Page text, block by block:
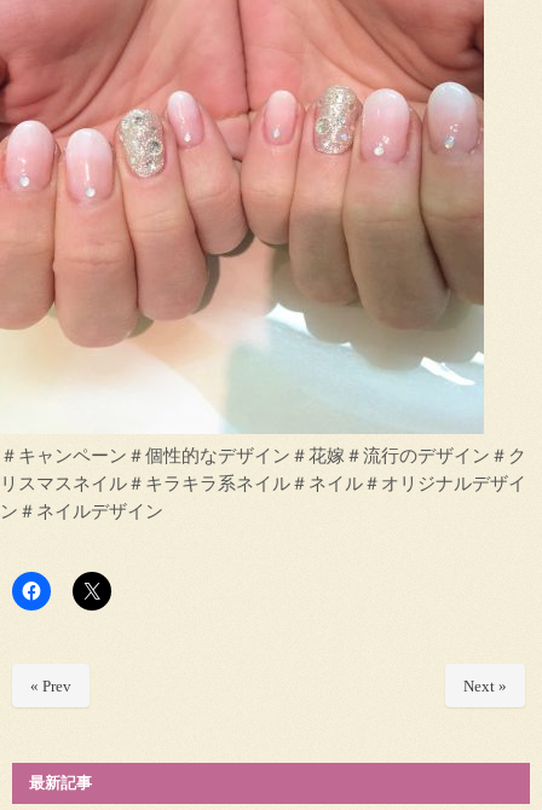
＃キャンペーン＃個性的なデザイン＃花嫁＃流行のデザイン＃ク
リスマスネイル＃キラキラ系ネイル＃ネイル＃オリジナルデザイ
ン＃ネイルデザイン
« Prev Next »
最新記事